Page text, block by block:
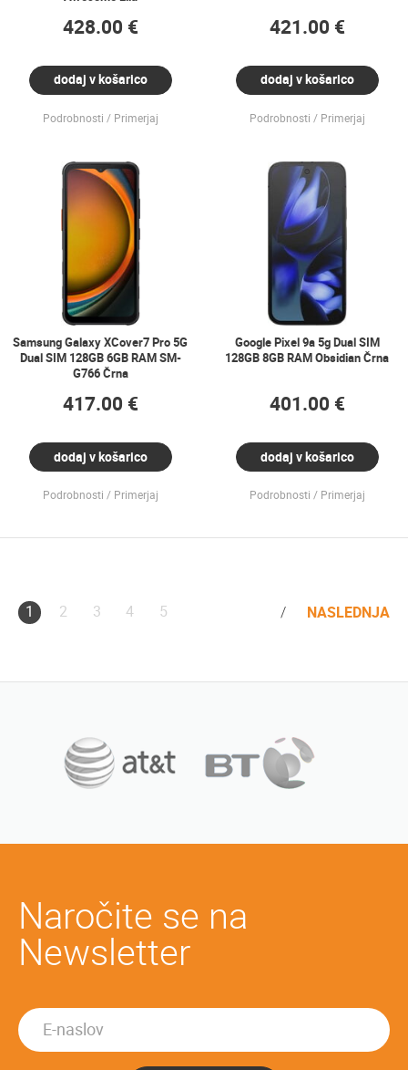
428.00 €
dodaj v košarico
Podrobnosti Primerjaj
421.00 €
dodaj v košarico
Podrobnosti Primerjaj
Samsung Galaxy XCover7 Pro 5G
Dual SIM 128GB 6GB RAM SM-
G766 Črna
417.00 €
dodaj v košarico
Podrobnosti Primerjaj
Google Pixel 9a 5g Dual SIM
128GB 8GB RAM Obsidian Črna
401.00 €
dodaj v košarico
Podrobnosti Primerjaj
1 2 3 4 5 NASLEDNJA
Naročite se na
Newsletter